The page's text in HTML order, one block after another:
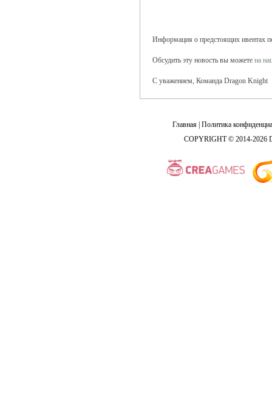
Информация о предстоящих ивентах
Обсудить эту новость вы можете на
С уважением, Команда Dragon Knight
Главная Политика
COPYRIGHT © 2014-2026